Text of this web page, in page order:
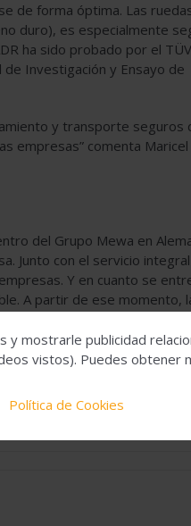
de forma óptima. Las
duro), es especialmente
ha sido probado por el
Investigación y Ensayo de
y transporte seguros
empresas” comenta Maricel
del Grupo Mewa en
Junto con el servicio
Y en cuanto se
A partir de ese momento,
sucio. Además, Mewa
seguros de los paños.
mostrarle publicidad
vistos). Puedes obtener
Política de Cookies